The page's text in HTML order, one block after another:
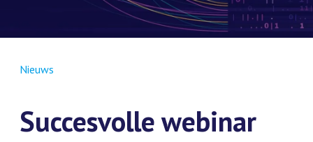
Nieuws
Succesvolle webinar